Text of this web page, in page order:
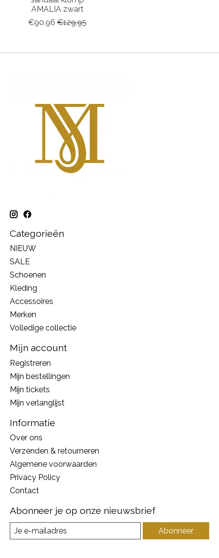
AMALIA zwart
€90,96 €129,95
Categorieën
NIEUW
SALE
Schoenen
Kleding
Accessoires
Merken
Volledige collectie
Mijn account
Registreren
Mijn bestellingen
Mijn tickets
Mijn verlanglijst
Informatie
Over ons
Verzenden & retourneren
Algemene voorwaarden
Privacy Policy
Contact
Abonneer je op onze nieuwsbrief
Abonneer